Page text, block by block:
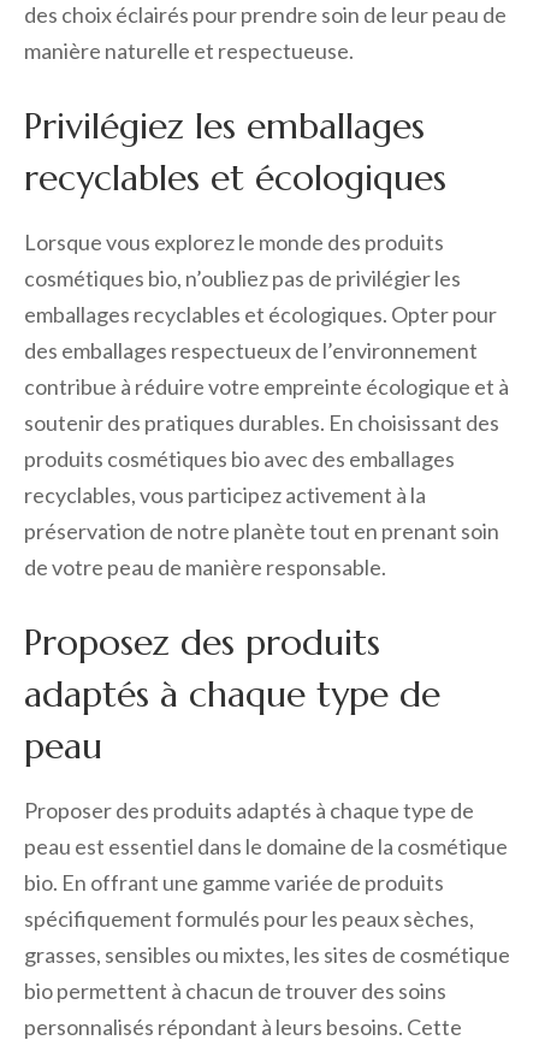
des choix éclairés pour prendre soin de leur peau de
manière naturelle et respectueuse.
Privilégiez les emballages
recyclables et écologiques
Lorsque vous explorez le monde des produits
cosmétiques bio, n’oubliez pas de privilégier les
emballages recyclables et écologiques. Opter pour
des emballages respectueux de l’environnement
contribue à réduire votre empreinte écologique et à
soutenir des pratiques durables. En choisissant des
produits cosmétiques bio avec des emballages
recyclables, vous participez activement à la
préservation de notre planète tout en prenant soin
de votre peau de manière responsable.
Proposez des produits
adaptés à chaque type de
peau
Proposer des produits adaptés à chaque type de
peau est essentiel dans le domaine de la cosmétique
bio. En offrant une gamme variée de produits
spécifiquement formulés pour les peaux sèches,
grasses, sensibles ou mixtes, les sites de cosmétique
bio permettent à chacun de trouver des soins
personnalisés répondant à leurs besoins. Cette